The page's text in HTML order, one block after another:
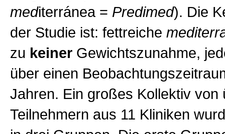
mediterránea = Predimed). Die
der Studie ist: fettreiche
zu keinerGewichtszunahme,
über einen
Jahren. Ein großes Kollektiv von
Teilnehmern aus 11 Kliniken